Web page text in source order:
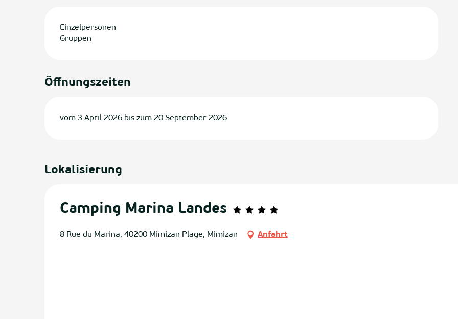
Einzelpersonen
Gruppen
Öffnungszeiten
vom 3 April 2026 bis zum 20 September 2026
Lokalisierung
Camping Marina Landes
8 Rue du Marina, 40200 Mimizan Plage, Mimizan Anfahrt